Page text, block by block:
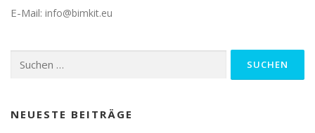
E-Mail: info@bimkit.eu
nach:
NEUESTE BEITRÄGE